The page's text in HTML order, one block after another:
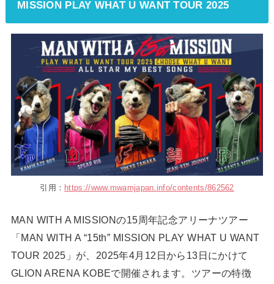
MISSION PLAY WHAT U WANT TOUR 2025
引用： https://www.mwamjapan.info/contents/862562
MAN WITH A MISSIONの15周年記念アリーナツアー
「MAN WITH A “15th” MISSION PLAY WHAT U WANT
TOUR 2025」が、2025年4月12日から13日にかけて
GLION ARENA KOBEで開催されます。ツアーの特徴